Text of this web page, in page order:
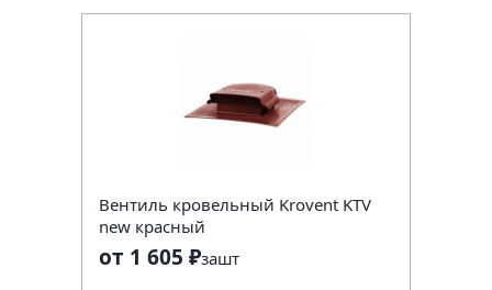
Вентиль кровельный Krovent KTV
new красный
от 1 605 ₽зашт